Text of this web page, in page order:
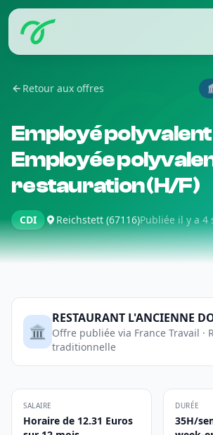
Retour aux offres
Employé
Employée
restauration (H/F)
CDI Reichstett (67116)Publiée il y a 4
🏛️
RESTAURANT L'ANCIENNE
Offre publiée via France Travail ·
traditionnelle
SALAIRE
Horaire de 12.31 Euros
DURÉE
35H/